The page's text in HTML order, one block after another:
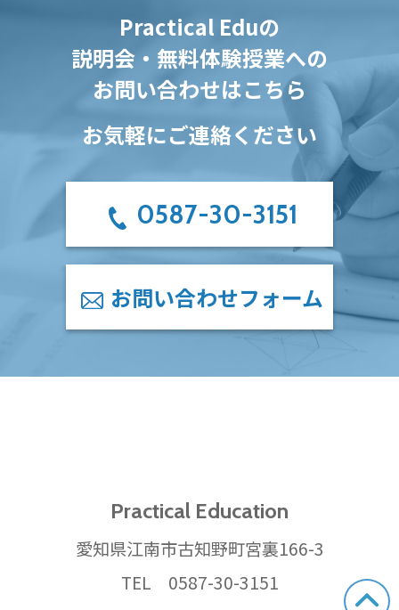
Practical Eduの
説明会・無料体験授業への
お問い合わせはこちら
お気軽にご連絡ください
0587-30-3151
お問い合わせフォーム
Practical Education
愛知県江南市古知野町宮裏166-3
TEL 0587-30-3151